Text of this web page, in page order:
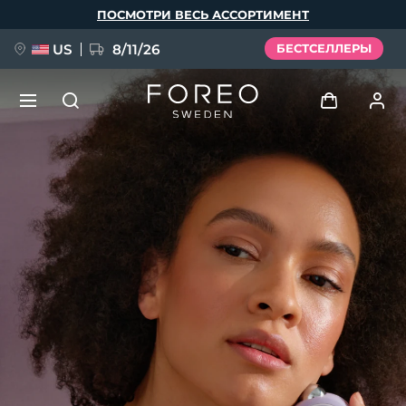
ПОСМОТРИ ВЕСЬ АССОРТИМЕНТ
US 8/11/26 БЕСТСЕЛЛЕРЫ
Профиль пользователя
Мои приборы
Мои заказы
Мои адреса
Мои подписки
НОВИНКА
FAQ™ Pure Beauty-Tech Elixir
BREAKING NEWS
issa™ Teeth Whitening Set
Язык
English Deutsch
Español
Français
Italiano
Português
Polski
Svenska
Русский
Türkçe
简体中文 繁體中文